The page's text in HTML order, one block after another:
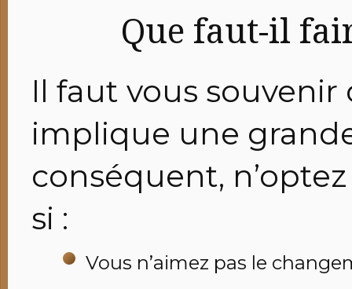
Que faut-il
Il faut vous souvenir
implique une
conséquent,
si :
Vous n’aimez pas le